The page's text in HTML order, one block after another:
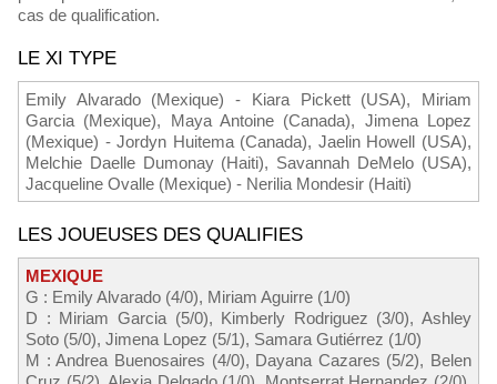
cas de qualification.
LE XI TYPE
Emily Alvarado (Mexique) - Kiara Pickett (USA), Miriam
Garcia (Mexique), Maya Antoine (Canada), Jimena Lopez
(Mexique) - Jordyn Huitema (Canada), Jaelin Howell (USA),
Melchie Daelle Dumonay (Haiti), Savannah DeMelo (USA),
Jacqueline Ovalle (Mexique) - Nerilia Mondesir (Haiti)
LES JOUEUSES DES QUALIFIES
MEXIQUE
G : Emily Alvarado (4/0), Miriam Aguirre (1/0)
D : Miriam Garcia (5/0), Kimberly Rodriguez (3/0), Ashley
Soto (5/0), Jimena Lopez (5/1), Samara Gutiérrez (1/0)
M : Andrea Buenosaires (4/0), Dayana Cazares (5/2), Belen